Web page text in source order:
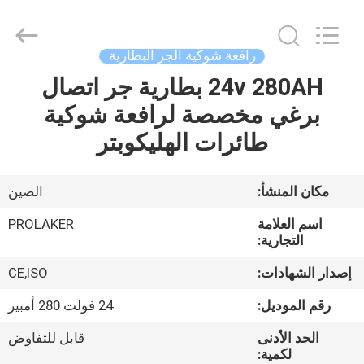
منزل
حول
جولة
المعمل
AUTOPARTS
CO.,LIMITED.
رافعة شوكية الجر البطارية
24v 280AH بطارية جر اتصال
برغي مخصصة لرافعة شوكية
طائرات الهليكوبتر
مكان المنشأ:
الصين
اسم العلامة
التجارية:
PROLAKER
إصدار الشهادات:
CE,ISO
رقم الموديل:
24 فولت 280 أمبير
الحد الأدنى
لكمية:
قابل للتفاوض